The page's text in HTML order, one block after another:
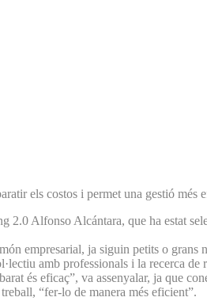
els costos i permet una gestió més
2.0 Alfonso Alcántara, que ha estat
empresarial, ja siguin petits o
amb professionals i la recerca
és eficaç”, va assenyalar, ja que
“fer-lo de manera més eficient”.